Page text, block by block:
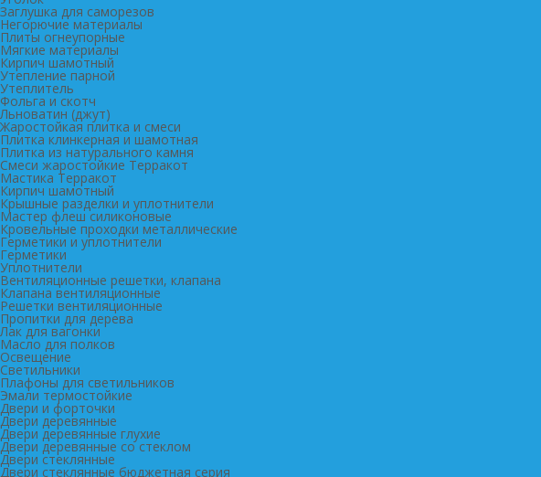
Заглушка для саморезов
Негорючие материалы
Плиты огнеупорные
Мягкие материалы
Кирпич шамотный
Утепление парной
Утеплитель
Фольга и скотч
Льноватин (джут)
Жаростойкая плитка и смеси
Плитка клинкерная и шамотная
Плитка из натурального камня
Смеси жаростойкие Терракот
Мастика Терракот
Кирпич шамотный
Крышные разделки и уплотнители
Мастер флеш силиконовые
Кровельные проходки металлические
Герметики и уплотнители
Герметики
Уплотнители
Вентиляционные решетки, клапана
Клапана вентиляционные
Решетки вентиляционные
Пропитки для дерева
Лак для вагонки
Масло для полков
Освещение
Светильники
Плафоны для светильников
Эмали термостойкие
Двери и форточки
Двери деревянные
Двери деревянные глухие
Двери деревянные со стеклом
Двери стеклянные
Двери стеклянные бюджетная серия